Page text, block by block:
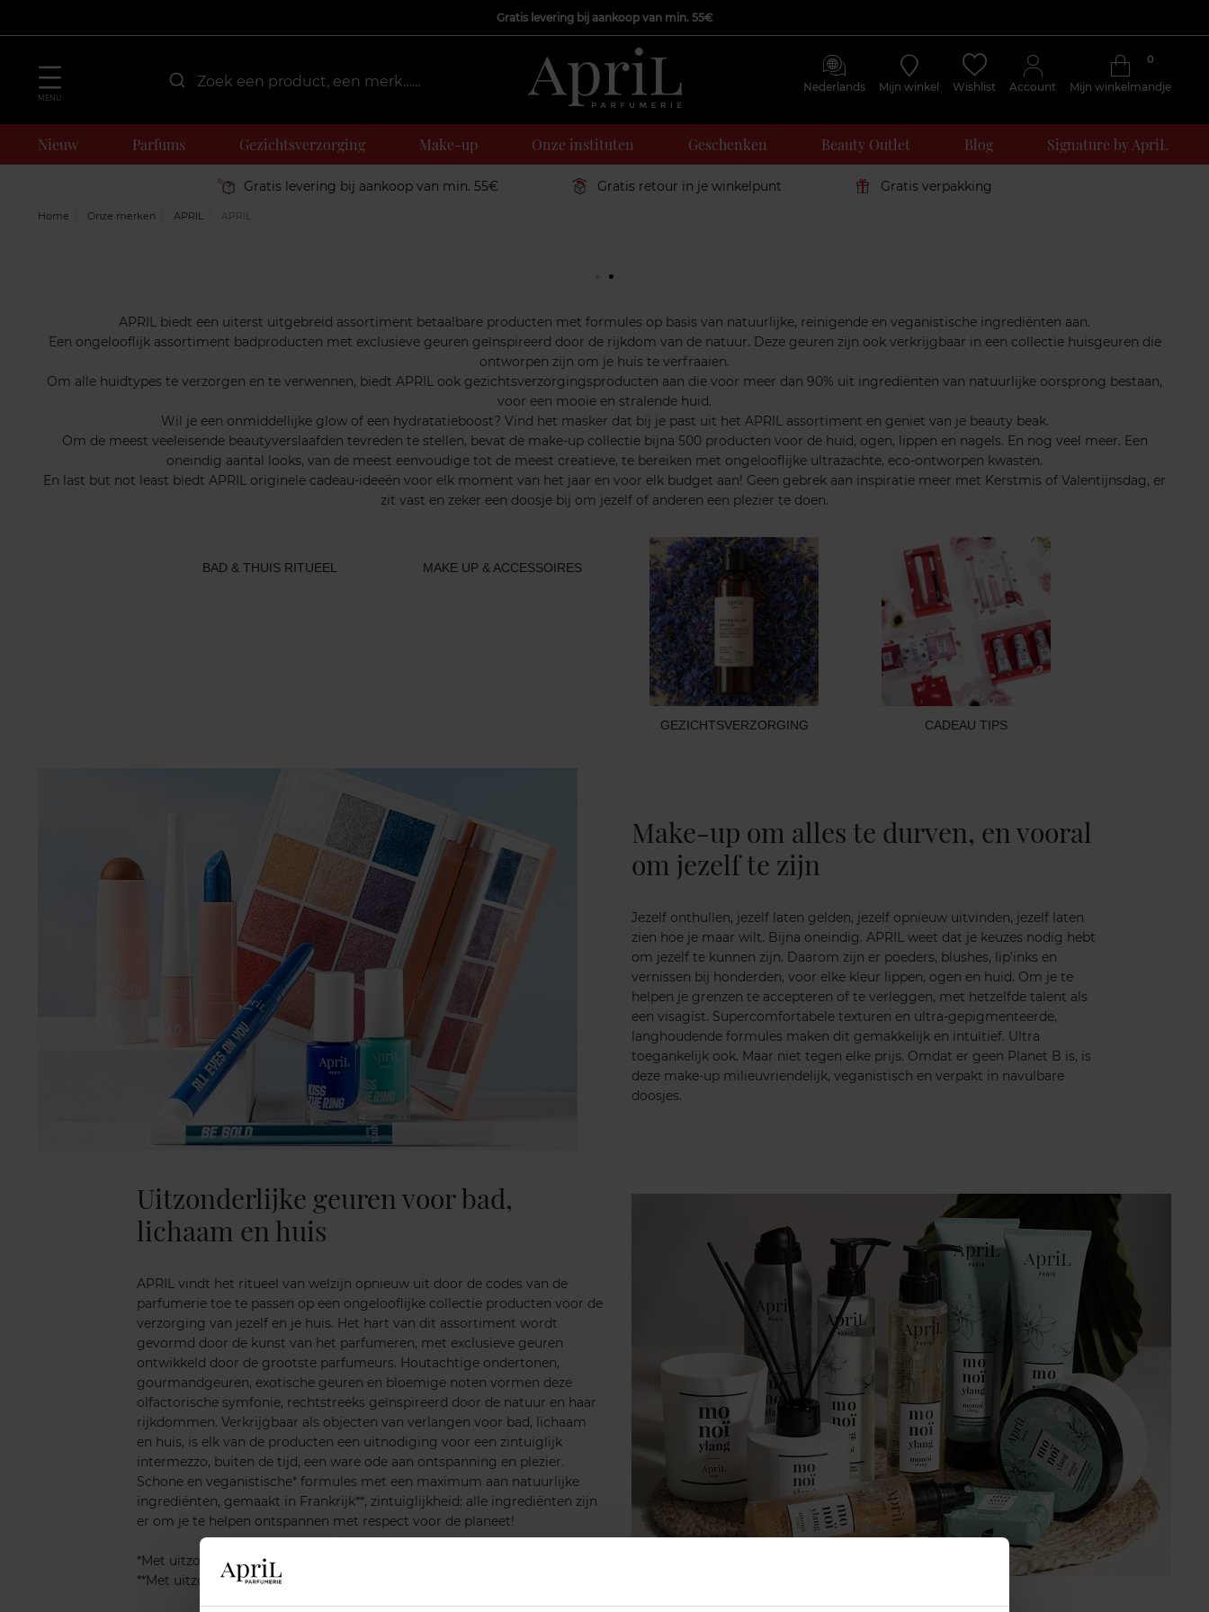
Gratis levering bij aankoop van min. 55€
MENU
Nederlands Mijn winkel Wishlist Account Mijn winkelmandje
0
Nieuw Parfums Gezichtsverzorging Make-up Onze instituten Geschenken Beauty Outlet Blog Signature by ApriL
Gratis levering bij aankoop van min. 55€ Gratis retour in je winkelpunt Gratis verpakking
Home Onze merken APRIL APRIL
APRIL biedt een uiterst uitgebreid assortiment betaalbare producten met formules op basis van natuurlijke, reinigende en veganistische ingrediënten aan.
Een ongelooflijk assortiment badproducten met exclusieve geuren geïnspireerd door de rijkdom van de natuur. Deze geuren zijn ook verkrijgbaar in een collectie huisgeuren die
ontworpen zijn om je huis te verfraaien.
Om alle huidtypes te verzorgen en te verwennen, biedt APRIL ook gezichtsverzorgingsproducten aan die voor meer dan 90% uit ingrediënten van natuurlijke oorsprong bestaan,
voor een mooie en stralende huid.
Wil je een onmiddellijke glow of een hydratatieboost? Vind het masker dat bij je past uit het APRIL assortiment en geniet van je beauty beak.
Om de meest veeleisende beautyverslaafden tevreden te stellen, bevat de make-up collectie bijna 500 producten voor de huid, ogen, lippen en nagels. En nog veel meer. Een
oneindig aantal looks, van de meest eenvoudige tot de meest creatieve, te bereiken met ongelooflijke ultrazachte, eco-ontworpen kwasten.
En last but not least biedt APRIL originele cadeau-ideeën voor elk moment van het jaar en voor elk budget aan! Geen gebrek aan inspiratie meer met Kerstmis of Valentijnsdag, er
zit vast en zeker een doosje bij om jezelf of anderen een plezier te doen.
BAD & THUIS RITUEEL MAKE UP & ACCESSOIRES
GEZICHTSVERZORGING CADEAU TIPS
Make-up om alles te durven, en vooral
om jezelf te zijn
Jezelf onthullen, jezelf laten gelden, jezelf opnieuw uitvinden, jezelf laten
zien hoe je maar wilt. Bijna oneindig. APRIL weet dat je keuzes nodig hebt
om jezelf te kunnen zijn. Daarom zijn er poeders, blushes, lip’inks en
vernissen bij honderden, voor elke kleur lippen, ogen en huid. Om je te
helpen je grenzen te accepteren of te verleggen, met hetzelfde talent als
een visagist. Supercomfortabele texturen en ultra-gepigmenteerde,
langhoudende formules maken dit gemakkelijk en intuïtief. Ultra
toegankelijk ook. Maar niet tegen elke prijs. Omdat er geen Planet B is, is
deze make-up milieuvriendelijk, veganistisch en verpakt in navulbare
doosjes.
Uitzonderlijke geuren voor bad,
lichaam en huis
APRIL vindt het ritueel van welzijn opnieuw uit door de codes van de
parfumerie toe te passen op een ongelooflijke collectie producten voor de
verzorging van jezelf en je huis. Het hart van dit assortiment wordt
gevormd door de kunst van het parfumeren, met exclusieve geuren
ontwikkeld door de grootste parfumeurs. Houtachtige ondertonen,
gourmandgeuren, exotische geuren en bloemige noten vormen deze
olfactorische symfonie, rechtstreeks geïnspireerd door de natuur en haar
rijkdommen. Verkrijgbaar als objecten van verlangen voor bad, lichaam
en huis, is elk van de producten een uitnodiging voor een zintuiglijk
intermezzo, buiten de tijd, een ware ode aan ontspanning en plezier.
Schone en veganistische* formules met een maximum aan natuurlijke
ingrediënten, gemaakt in Frankrijk**, zintuiglijkheid: alle ingrediënten zijn
er om je te helpen ontspannen met respect voor de planeet!
*Met uitzondering van zeep gemaakt in Tunesië.
**Met uitzondering van handcrèmes die bijenwas bevatten.